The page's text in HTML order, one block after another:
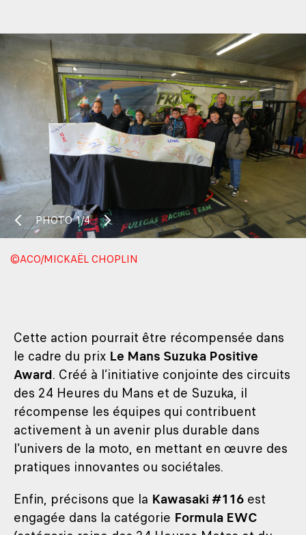
PHOTO1/4
©ACO/MICKAËL CHOPLIN
Cette action pourrait être récompensée dans
le cadre du prix Le Mans Suzuka Positive
Award. Créé à l’initiative conjointe des circuits
des 24 Heures du Mans et de Suzuka, il
récompense les équipes qui contribuent
activement à un avenir plus durable dans
l’univers de la moto, en mettant en œuvre des
pratiques innovantes ou sociétales.
Enfin, précisons que la Kawasaki #116 est
engagée dans la catégorie Formula EWC